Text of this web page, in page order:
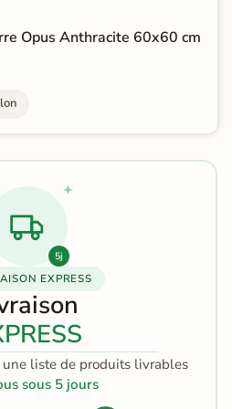
Opus Anthracite 60x60 cm
5j
EXPRESS
une liste de produits livrables
sous 5 jours